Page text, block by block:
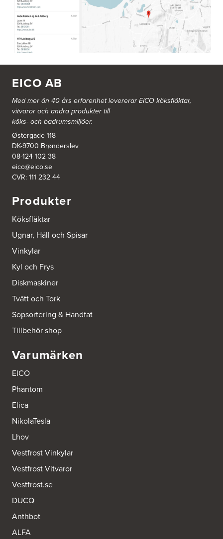
EICO AB
Med mer än 40 års erfarenhet levererar EICO köksfläktar,
vitvaror och andra produkter till
köks- och badrumsmiljöer.
Østergade 118
DK-9700 Brønderslev
08-124 102 38
eico@eico.se
CVR: 111 232 44
Produkter
Köksfläktar
Ugnar, Häll och Spisar
Vinkylar
Kyl och Frys
Diskmaskiner
Tvätt och Tork
Sopsortering & Handfat
Tillbehör shop
Varumärken
EICO
Phantom
Elica
NikolaTesla
Lhov
Vestfrost Vinkylar
Vestfrost Vitvaror
Vestfrost.se
DUCQ
Anthbot
ALFA